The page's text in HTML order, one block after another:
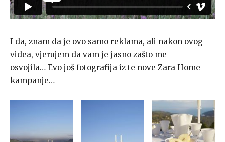
I da, znam da je ovo samo reklama, ali nakon ovog
videa, vjerujem da vam je jasno zašto me
osvojila… Evo još fotografija iz te nove Zara Home
kampanje…